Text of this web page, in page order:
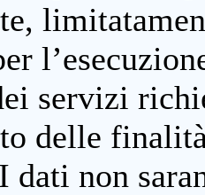
servizi
delle
non